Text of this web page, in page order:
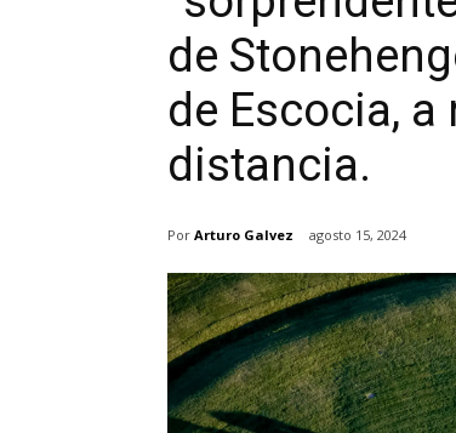
de
de Escocia,
distancia.
Por Arturo Galvez agosto 15, 2024